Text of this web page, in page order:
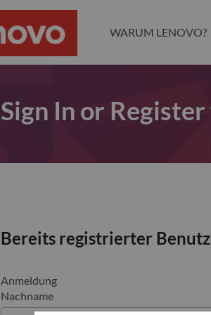
WARUM LENOVO?
Sign In or
Bereits registrierter
Anmeldung
Nachname